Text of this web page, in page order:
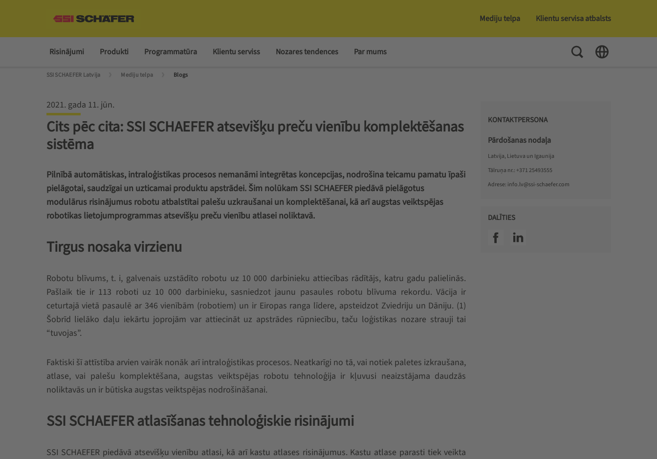
Mediju telpa Klientu servisa atbalsts
Risinājumi Produkti Programmatūra Klientu serviss Nozares tendences Par mums
Toggle Search
Toggle
SSI SCHAEFER Latvija Mediju telpa Blogs
2021. gada 11. jūn.
Cits pēc cita: SSI SCHAEFER atsevišķu preču vienību komplektēšanas
sistēma
Pilnībā automātiskas, intraloģistikas procesos nemanāmi integrētas koncepcijas, nodrošina teicamu pamatu īpaši
pielāgotai, saudzīgai un uzticamai produktu apstrādei. Šim nolūkam SSI SCHAEFER piedāvā pielāgotus
modulārus risinājumus robotu atbalstītai palešu uzkraušanai un komplektēšanai, kā arī augstas veiktspējas
robotikas lietojumprogrammas atsevišķu preču vienību atlasei noliktavā.
Tirgus nosaka virzienu
Robotu blīvums, t. i, galvenais uzstādīto robotu uz 10 000 darbinieku attiecības rādītājs, katru gadu palielinās.
Pašlaik tie ir 113 roboti uz 10 000 darbinieku, sasniedzot jaunu pasaules robotu blīvuma rekordu. Vācija ir
ceturtajā vietā pasaulē ar 346 vienībām (robotiem) un ir Eiropas ranga līdere, apsteidzot Zviedriju un Dāniju. (1)
Šobrīd lielāko daļu iekārtu joprojām var attiecināt uz apstrādes rūpniecību, taču loģistikas nozare strauji tai
“tuvojas”.
Faktiski šī attīstība arvien vairāk nonāk arī intraloģistikas procesos. Neatkarīgi no tā, vai notiek paletes izkraušana,
atlase, vai palešu komplektēšana, augstas veiktspējas robotu tehnoloģija ir kļuvusi neaizstājama daudzās
noliktavās un ir būtiska augstas veiktspējas nodrošināšanai.
SSI SCHAEFER atlasīšanas tehnoloģiskie risinājumi
SSI SCHAEFER piedāvā atsevišķu vienību atlasi, kā arī kastu atlases risinājumus. Kastu atlase parasti tiek veikta
KONTAKTPERSONA
Pārdošanas nodaļa
Latvija, Lietuva un Igaunija
Tālruņa nr.: +371 25493555
Adrese: info.lv@ssi-schaefer.com
DALĪTIES
SSI facebookSSI linkedin